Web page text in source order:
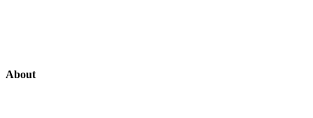
About